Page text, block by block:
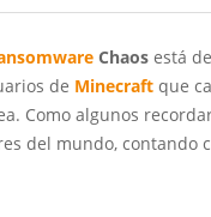
Chaos está
de Minecraft que
Como algunos
del mundo, contando